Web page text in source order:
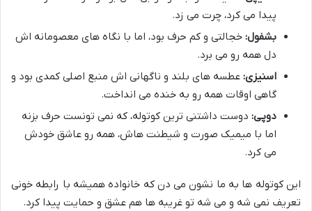
پیدا می کرد، چرت می زد.
بشفول: خجالتی و کم حرف بود، اما با نگاه های معصومانه اش
دل همه رو می برد.
اسنیزی: عطسه های بلند و ناگهانی اش منبع اصلی کمدی بود و
گاهی اوقات همه رو به خنده می انداخت.
دوپی: دوست داشتنی ترین کوتوله، که نمی تونست حرف بزنه
اما با میمیک صورت و شیطنت هاش، همه رو عاشق خودش
می کرد.
این کوتوله ها به ما نشون می دن که خانواده همیشه با رابطه خونی
تعریف نمی شه و می شه تو غریبه ها هم عشق و حمایت پیدا کرد.